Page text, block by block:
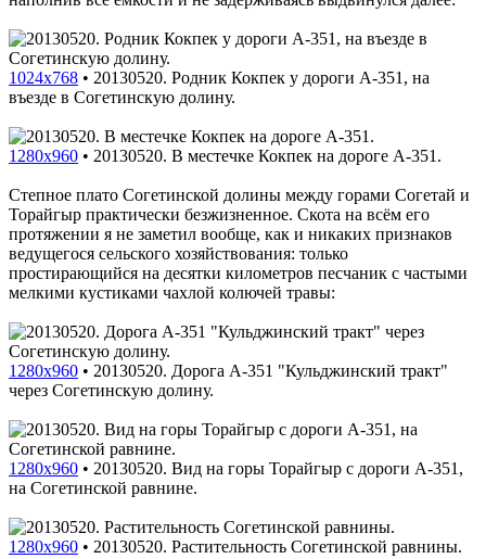
1024x768 • 20130520. Родник Кокпек у дороги A-351, на
въезде в Согетинскую долину.
1280x960 • 20130520. В местечке Кокпек на дороге A-351.
Степное плато Согетинской долины между горами Согетай и
Торайгыр практически безжизненное. Скота на всём его
протяжении я не заметил вообще, как и никаких признаков
ведущегося сельского хозяйствования: только
простирающийся на десятки километров песчаник с частыми
мелкими кустиками чахлой колючей травы:
1280x960 • 20130520. Дорога A-351 "Кульджинский тракт"
через Согетинскую долину.
1280x960 • 20130520. Вид на горы Торайгыр с дороги A-351,
на Согетинской равнине.
1280x960 • 20130520. Растительность Согетинской равнины.